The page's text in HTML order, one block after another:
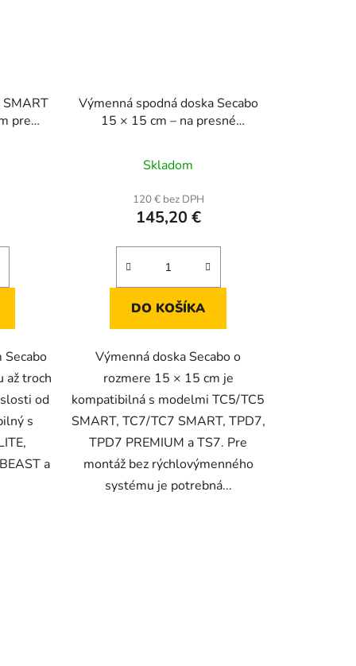
SMART
pre
Secabo
až troch
od
s
a
Výmenná spodná doska Secabo
15 × 15 cm – na presné
Skladom
120 € bez DPH
145,20 €
DO KOŠÍKA
Výmenná doska Secabo o
rozmere 15 × 15 cm je
kompatibilná s modelmi TC5/TC5
SMART, TC7/TC7 ​​SMART, TPD7,
TPD7 PREMIUM a TS7. Pre
montáž bez rýchlovýmenného
systému je potrebná...